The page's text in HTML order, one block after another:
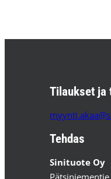
Tilaukset ja
Tehdas
Sinituote Oy